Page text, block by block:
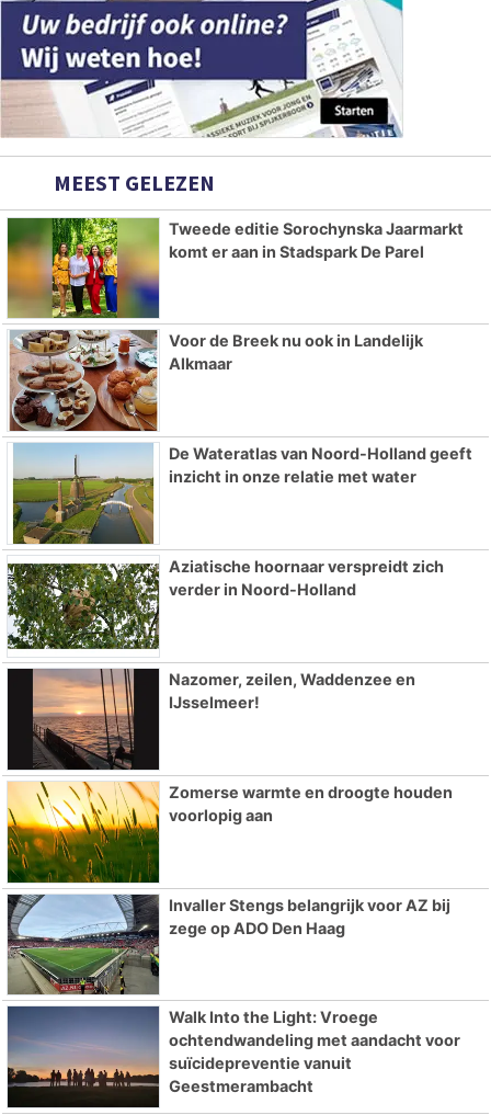
MEEST GELEZEN
Tweede editie Sorochynska Jaarmarkt
komt er aan in Stadspark De Parel
Voor de Breek nu ook in Landelijk
Alkmaar
De Wateratlas van Noord-Holland geeft
inzicht in onze relatie met water
Aziatische hoornaar verspreidt zich
verder in Noord-Holland
Nazomer, zeilen, Waddenzee en
IJsselmeer!
Zomerse warmte en droogte houden
voorlopig aan
Invaller Stengs belangrijk voor AZ bij
zege op ADO Den Haag
Walk Into the Light: Vroege
ochtendwandeling met aandacht voor
suïcidepreventie vanuit
Geestmerambacht